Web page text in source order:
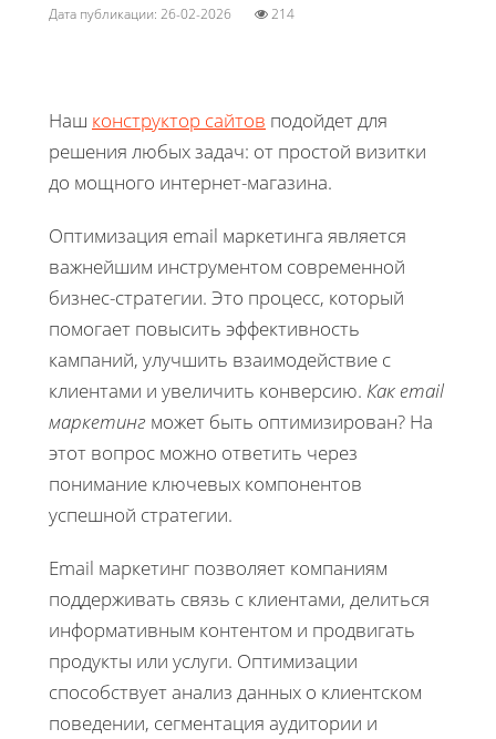
Дата публикации: 26-02-2026 214
Наш конструктор сайтов подойдет для
решения любых задач: от простой визитки
до мощного интернет-магазина.
Оптимизация email маркетинга является
важнейшим инструментом современной
бизнес-стратегии. Это процесс, который
помогает повысить эффективность
кампаний, улучшить взаимодействие с
клиентами и увеличить конверсию. Как email
маркетинг может быть оптимизирован? На
этот вопрос можно ответить через
понимание ключевых компонентов
успешной стратегии.
Email маркетинг позволяет компаниям
поддерживать связь с клиентами, делиться
информативным контентом и продвигать
продукты или услуги. Оптимизации
способствует анализ данных о клиентском
поведении, сегментация аудитории и